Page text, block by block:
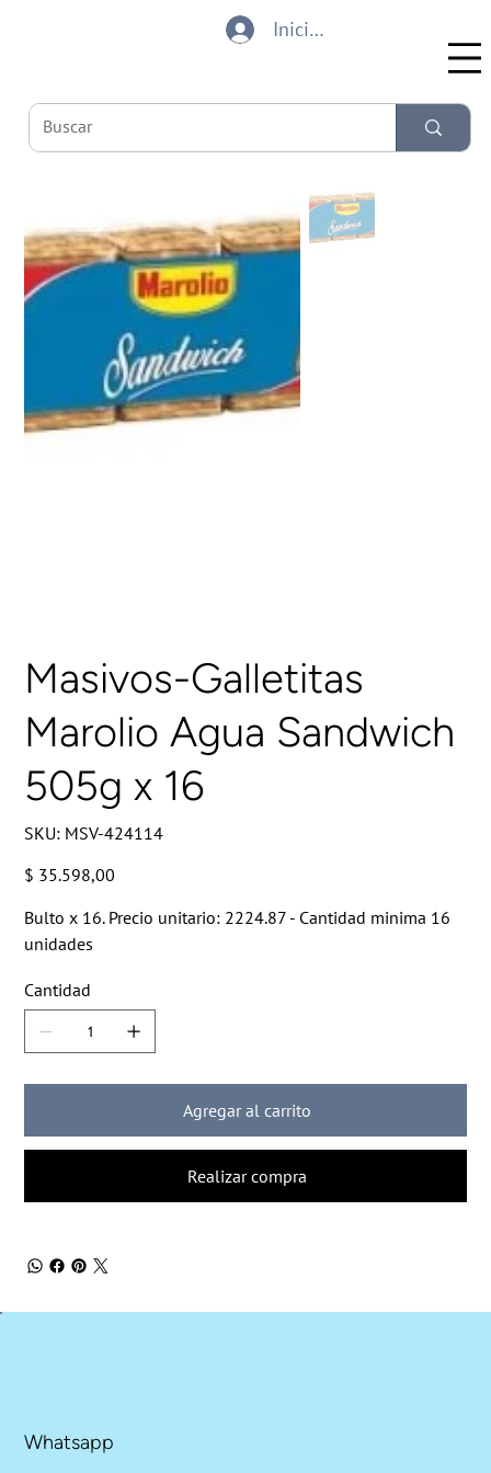
Iniciar sesión
Masivos-Galletitas
Marolio Agua Sandwich
505g x 16
SKU: SKU
MSV-
MSV-424114
Precio
$ 35.598,00
Bulto x 16. Precio unitario: 2224.87 - Cantidad minima 16
unidades
Cantidad
Agregar al carrito
Realizar compra
Whatsapp